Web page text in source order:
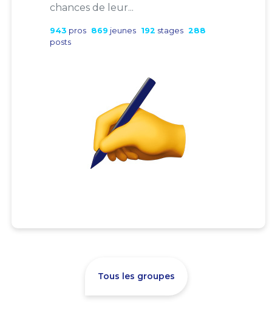
chances de leur...
943 pros 869 jeunes 192 stages 288
posts
Tous les groupes